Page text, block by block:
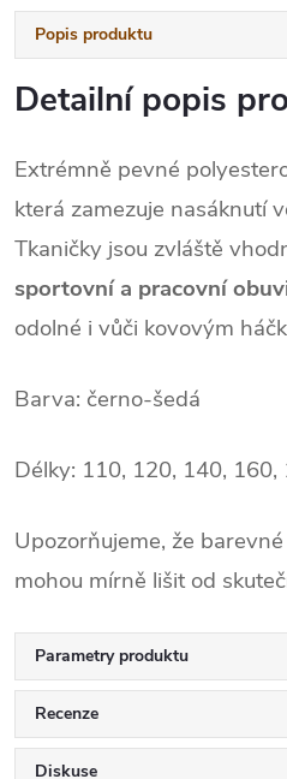
Popis produktu
Detailní popis
Extrémně pevné
která zamezuje nasáknutí
Tkaničky jsou zvláště
sportovní a pracovní
odolné i vůči kovovým
Barva: černo-šedá
Délky: 110, 120, 140, 160,
Upozorňujeme, že
mohou mírně lišit od
Parametry produktu
Recenze
Diskuse